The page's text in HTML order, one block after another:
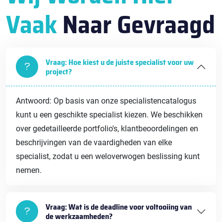
VaakNaar Gevraagd
Vraag: Hoe kiest u de juiste specialist voor uw
project?
Antwoord: Op basis van onze specialistencatalogus
kunt u een geschikte specialist kiezen. We beschikken
over gedetailleerde portfolio's, klantbeoordelingen en
beschrijvingen van de vaardigheden van elke
specialist, zodat u een weloverwogen beslissing kunt
nemen.
Vraag: Wat is de deadline voor voltooiing van
de werkzaamheden?